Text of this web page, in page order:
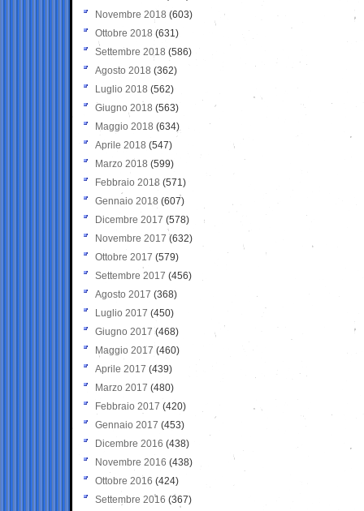
Novembre 2018 (603)
Ottobre 2018 (631)
Settembre 2018 (586)
Agosto 2018 (362)
Luglio 2018 (562)
Giugno 2018 (563)
Maggio 2018 (634)
Aprile 2018 (547)
Marzo 2018 (599)
Febbraio 2018 (571)
Gennaio 2018 (607)
Dicembre 2017 (578)
Novembre 2017 (632)
Ottobre 2017 (579)
Settembre 2017 (456)
Agosto 2017 (368)
Luglio 2017 (450)
Giugno 2017 (468)
Maggio 2017 (460)
Aprile 2017 (439)
Marzo 2017 (480)
Febbraio 2017 (420)
Gennaio 2017 (453)
Dicembre 2016 (438)
Novembre 2016 (438)
Ottobre 2016 (424)
Settembre 2016 (367)